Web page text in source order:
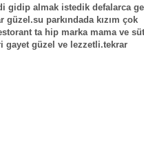
gidip almak istedik defalarca
güzel.su parkındada kızım çok
ta hip marka mama ve
gayet güzel ve lezzetli.tekrar